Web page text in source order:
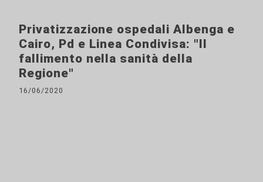
Privatizzazione ospedali Albenga e
Cairo, Pd e Linea Condivisa: "Il
fallimento nella sanità della
Regione"
16/06/2020